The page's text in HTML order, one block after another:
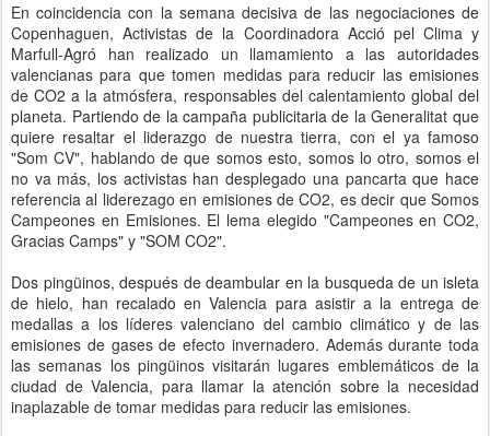
En coincidencia con la semana decisiva de las negociaciones de
Copenhaguen, Activistas de la Coordinadora Acció pel Clima y
Marfull-Agró han realizado un llamamiento a las autoridades
valencianas para que tomen medidas para reducir las emisiones
de CO2 a la atmósfera, responsables del calentamiento global del
planeta. Partiendo de la campaña publicitaria de la Generalitat que
quiere resaltar el liderazgo de nuestra tierra, con el ya famoso
"Som CV", hablando de que somos esto, somos lo otro, somos el
no va más, los activistas han desplegado una pancarta que hace
referencia al liderezago en emisiones de CO2, es decir que Somos
Campeones en Emisiones. El lema elegido "Campeones en CO2,
Gracias Camps" y "SOM CO2".
Dos pingüinos, después de deambular en la busqueda de un isleta
de hielo, han recalado en Valencia para asistir a la entrega de
medallas a los líderes valenciano del cambio climático y de las
emisiones de gases de efecto invernadero. Además durante toda
las semanas los pingüinos visitarán lugares emblemáticos de la
ciudad de Valencia, para llamar la atención sobre la necesidad
inaplazable de tomar medidas para reducir las emisiones.